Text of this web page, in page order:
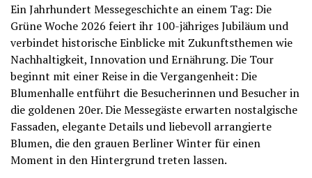
Ein Jahrhundert Messegeschichte an einem Tag: Die
Grüne Woche 2026 feiert ihr 100-jähriges Jubiläum und
verbindet historische Einblicke mit Zukunftsthemen wie
Nachhaltigkeit, Innovation und Ernährung. Die Tour
beginnt mit einer Reise in die Vergangenheit: Die
Blumenhalle entführt die Besucherinnen und Besucher in
die goldenen 20er. Die Messegäste erwarten nostalgische
Fassaden, elegante Details und liebevoll arrangierte
Blumen, die den grauen Berliner Winter für einen
Moment in den Hintergrund treten lassen.